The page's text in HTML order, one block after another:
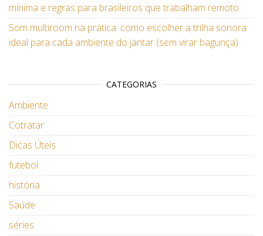
mínima e regras para brasileiros que trabalham remoto
Som multiroom na prática: como escolher a trilha sonora
ideal para cada ambiente do jantar (sem virar bagunça)
CATEGORIAS
Ambiente
Cotratar
Dicas Úteis
futebol
história
Saúde
séries